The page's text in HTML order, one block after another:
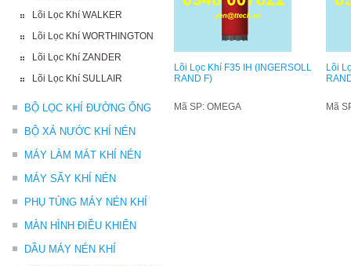
Lõi Lọc Khí WALKER
Lõi Lọc Khí WORTHINGTON
Lõi Lọc Khí ZANDER
Lõi Lọc Khí SULLAIR
BỘ LỌC KHÍ ĐƯỜNG ỐNG
BỘ XẢ NƯỚC KHÍ NÉN
MÁY LÀM MÁT KHÍ NÉN
MÁY SẤY KHÍ NÉN
PHỤ TÙNG MÁY NÉN KHÍ
MÀN HÌNH ĐIỀU KHIỂN
DẦU MÁY NÉN KHÍ
Lõi Lọc Khí F35 IH (INGERSOLL
RAND F)
Mã SP: OMEGA
Lõi
Mã